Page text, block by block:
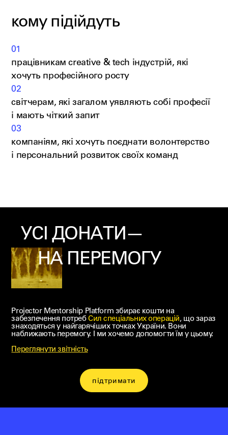
кому підійдуть
01
працівникам creative & tech індустрій, які
хочуть професійного росту
02
світчерам, які загалом уявляють собі професії
і мають чіткий запит
03
компаніям, які хочуть поєднати волонтерство
і персональний розвиток своїх команд
УСІ ДОНАТИ—
НА ПЕРЕМОГУ
Projector Mentorship Platform збирає кошти на
забезпечення потребCил спеціальних операцій, що зараз
знаходяться у найгарячіших точках України. Вони
наближають перемогу. І ми хочемо допомогти їм у цьому.
Переглянути звітність
підтримати